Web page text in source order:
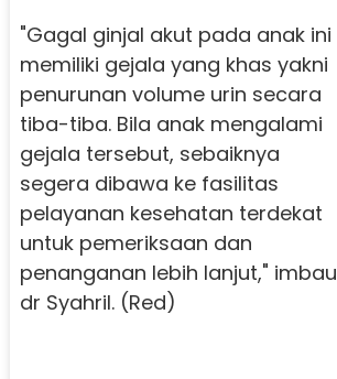
"Gagal ginjal akut pada anak ini
memiliki gejala yang khas yakni
penurunan volume urin secara
tiba-tiba. Bila anak mengalami
gejala tersebut, sebaiknya
segera dibawa ke fasilitas
pelayanan kesehatan terdekat
untuk pemeriksaan dan
penanganan lebih lanjut," imbau
dr Syahril. (Red)